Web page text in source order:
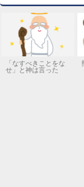
「なすべきことをな
せ」と神は言った